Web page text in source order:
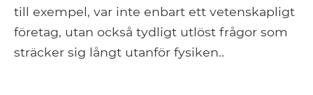
till exempel, var inte enbart ett vetenskapligt
företag, utan också tydligt utlöst frågor som
sträcker sig långt utanför fysiken..